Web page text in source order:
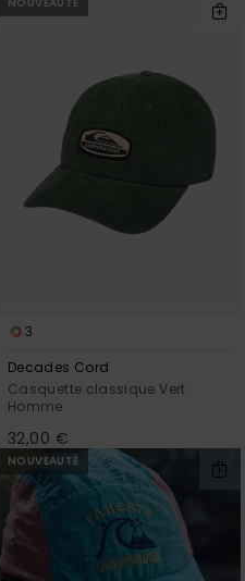
3
Decades Cord
Casquette classique Vert
Homme
32,00 €
NOUVEAUTÉ